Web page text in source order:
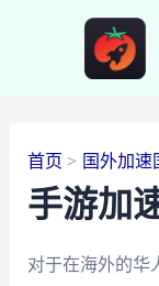
首页 国外加速
手游加
对于在海外的华